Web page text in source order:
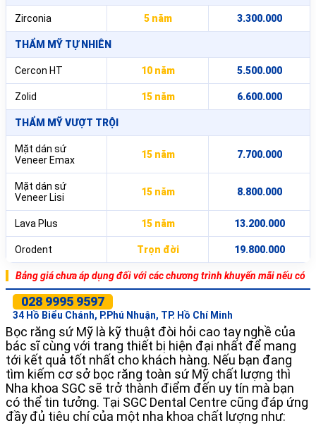
Zirconia 5 năm 3.300.000
THẨM MỸ TỰ NHIÊN
Cercon HT 10 năm 5.500.000
Zolid 15 năm 6.600.000
THẨM MỸ VƯỢT TRỘI
Mặt dán sứ
Veneer Emax
15 năm 7.700.000
Mặt dán sứ
Veneer Lisi
15 năm 8.800.000
Lava Plus 15 năm 13.200.000
Orodent Trọn đời 19.800.000
Bảng giá chưa áp dụng đối với các chương trình khuyến mãi nếu có
028 9995 9597
34 Hồ Biểu Chánh, P.Phú Nhuận, TP. Hồ Chí Minh
Bọc răng sứ Mỹ là kỹ thuật đòi hỏi cao tay nghề của
bác sĩ cùng với trang thiết bị hiện đại nhất để mang
tới kết quả tốt nhất cho khách hàng. Nếu bạn đang
tìm kiếm cơ sở bọc răng toàn sứ Mỹ chất lượng thì
Nha khoa SGC sẽ trở thành điểm đến uy tín mà bạn
có thể tin tưởng. Tại SGC Dental Centre cũng đáp ứng
đầy đủ tiêu chí của một nha khoa chất lượng như: